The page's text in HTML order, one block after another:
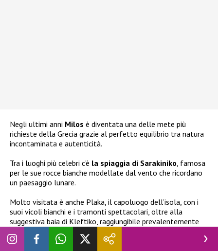
Negli ultimi anni Milos è diventata una delle mete più
richieste della Grecia grazie al perfetto equilibrio tra natura
incontaminata e autenticità.
Tra i luoghi più celebri c’è la spiaggia di Sarakiniko , famosa
per le sue rocce bianche modellate dal vento che ricordano
un paesaggio lunare.
Molto visitata è anche Plaka, il capoluogo dell’isola, con i
suoi vicoli bianchi e i tramonti spettacolari, oltre alla
suggestiva baia di Kleftiko, raggiungibile prevalentemente
via mare. I veri gioielli di Milos, però, restano i piccoli villaggi
di Klima e Mandrakia, dove il tempo sembra essersi